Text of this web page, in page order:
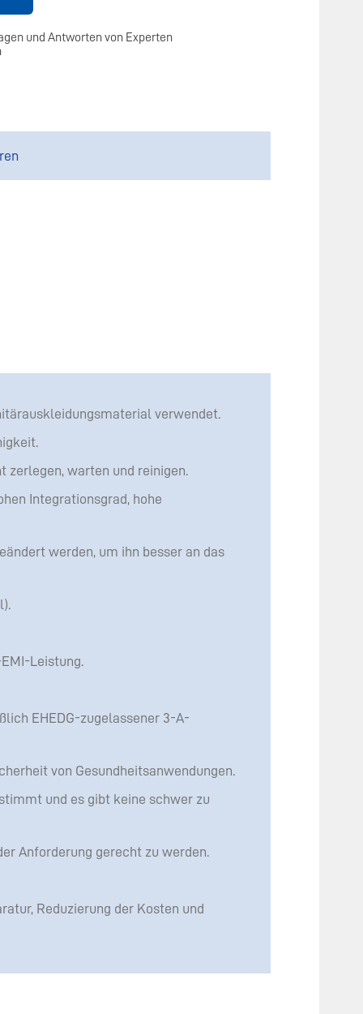
und Antworten von Experten
verwendet.
warten und reinigen.
Integrationsgrad, hohe
werden, um ihn besser an das
Leistung.
EHEDG-zugelassener 3-A-
von Gesundheitsanwendungen.
und es gibt keine schwer zu
Anforderung gerecht zu werden.
Reduzierung der Kosten und